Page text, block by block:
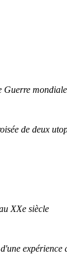
Guerre mondiale
de deux
XXe siècle
expérience